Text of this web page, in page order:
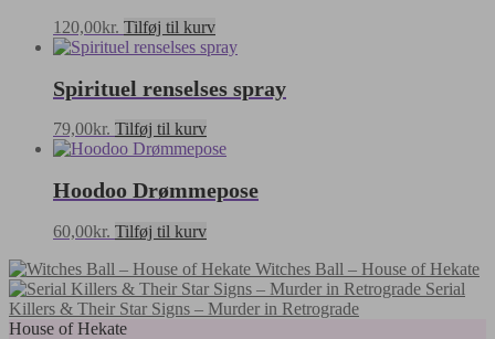
120,00kr. Tilføj til kurv
Spirituel renselses spray
79,00kr. Tilføj til kurv
Hoodoo Drømmepose
60,00kr. Tilføj til kurv
Witches Ball – House of Hekate
Serial
Killers & Their Star Signs – Murder in Retrograde
House of Hekate